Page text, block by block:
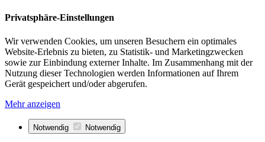
Privatsphäre-Einstellungen
Wir verwenden Cookies, um unseren Besuchern ein optimales
Website-Erlebnis zu bieten, zu Statistik- und Marketingzwecken
sowie zur Einbindung externer Inhalte. Im Zusammenhang mit der
Nutzung dieser Technologien werden Informationen auf Ihrem
Gerät gespeichert und/oder abgerufen.
Mehr anzeigen
Notwendig Notwendig